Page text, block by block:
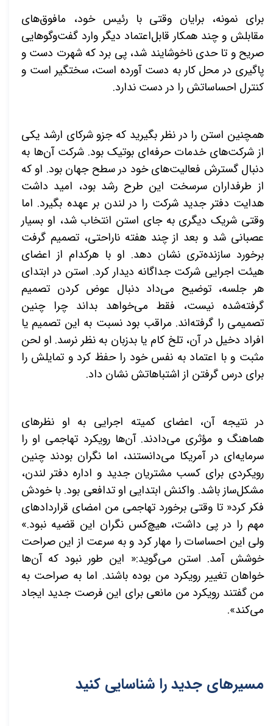
برای نمونه، برایان وقتی با رئیس خود، مافوق‌های
مقابلش و چند همکار قابل‌اعتماد دیگر وارد گفت‌وگوهایی
صریح و تا حدی ناخوشایند شد، پی برد که شهرت دست و
پاگیری در محل کار به دست آورده است، سختگیر است و
کنترل احساساتش را در دست ندارد.
همچنین استن را در نظر بگیرید که جزو شرکای ارشد یکی
از شرکت‌های خدمات حرفه‌ای بوتیک بود. شرکت آن‌ها به
دنبال گسترش فعالیت‌های خود در سطح جهان بود. او که
از طرفداران سرسخت این طرح رشد بود، امید داشت
هدایت دفتر جدید شرکت را در لندن بر عهده بگیرد. اما
وقتی شریک دیگری به جای استن انتخاب شد، او بسیار
عصبانی شد و بعد از چند هفته ناراحتی، تصمیم گرفت
برخورد سازنده‌تری نشان دهد. او با هرکدام از اعضای
هیئت اجرایی شرکت جداگانه دیدار کرد. استن در ابتدای
هر جلسه، توضیح می‌داد دنبال عوض کردن تصمیم
گرفته‌شده نیست، فقط می‌خواهد بداند چرا چنین
تصمیمی را گرفته‌اند. مراقب بود نسبت به این تصمیم یا
افراد دخیل در آن، تلخ کام یا بدزبان به نظر نرسد. او لحن
مثبت و با اعتماد به نفس خود را حفظ کرد و تمایلش را
برای درس گرفتن از اشتباهاتش نشان داد.
در نتیجه آن، اعضای کمیته اجرایی به او نظرهای
هماهنگ و مؤثری می‌دادند. آن‌ها رویکرد تهاجمی او را
سرمایه‌ای در آمریکا می‌دانستند، اما نگران بودند چنین
رویکردی برای کسب مشتریان جدید و اداره دفتر لندن،
مشکل‌ساز باشد. واکنش ابتدایی او تدافعی بود. با خودش
فکر کرد« تا وقتی برخورد تهاجمی من امضای قراردادهای
مهم را در پی داشت، هیچ‌کس نگران این قضیه نبود.»
ولی این احساسات را مهار کرد و به سرعت از این صراحت
خوشش آمد. استن می‌گوید:« این طور نبود که آن‌ها
خواهان تغییر رویکرد من بوده باشند. اما به صراحت به
من گفتند رویکرد من مانعی برای این فرصت جدید ایجاد
می‌کند».
مسیرهای جدید را شناسایی کنید